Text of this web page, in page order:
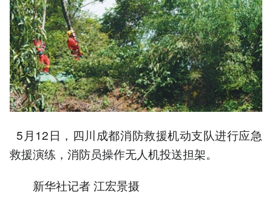
5月12日，四川成都消防救援机动支队进行应急
救援演练，消防员操作无人机投送担架。
新华社记者 江宏景摄